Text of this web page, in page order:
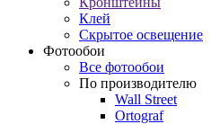
Клей
Скрытое освещение
Фотообои
Все фотообои
По производителю
Wall Street
Ortograf